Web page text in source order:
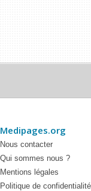
Medipages.org
Nous contacter
Qui sommes nous ?
Mentions légales
Politique de confidentialité